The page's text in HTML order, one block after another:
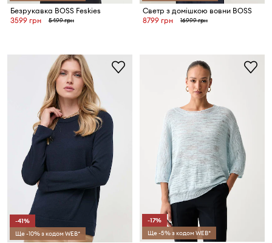
Безрукавка BOSS Feskies
3599 грн
5499 грн
Светр з домішкою вовни BOSS
8799 грн
16999 грн
-41%
Ще -10% з кодом WEB*
-17%
Ще -5% з кодом WEB*